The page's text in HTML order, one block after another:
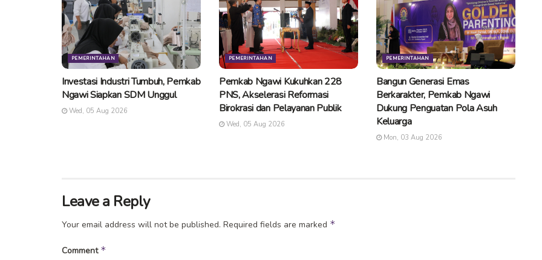
PEMERINTAHAN
Investasi Industri Tumbuh, Pemkab
Ngawi Siapkan SDM Unggul
Wed, 05 Aug 2026
PEMERINTAHAN
Pemkab Ngawi Kukuhkan 228
PNS, Akselerasi Reformasi
Birokrasi dan Pelayanan Publik
Wed, 05 Aug 2026
PEMERINTAHAN
Bangun Generasi Emas
Berkarakter, Pemkab Ngawi
Dukung Penguatan Pola Asuh
Keluarga
Mon, 03 Aug 2026
Leave a Reply
Your email address will not be published. Required fields are marked *
Comment *